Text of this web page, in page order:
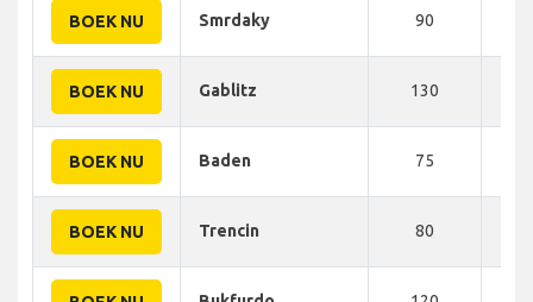
BOEK NU Smrdaky 90
BOEK NU Gablitz 130
BOEK NU Baden 75
BOEK NU Trencin 80